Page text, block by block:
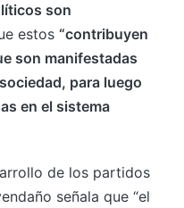
son
estos “contribuyen
son manifestadas
para luego
en el sistema
de los partidos
señala que “el